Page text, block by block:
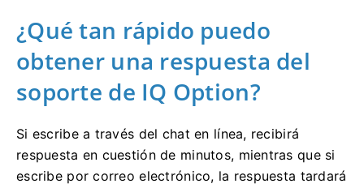
¿Qué tan rápido puedo
obtener una respuesta del
soporte de IQ Option?
Si escribe a través del chat en línea, recibirá
respuesta en cuestión de minutos, mientras que si
escribe por correo electrónico, la respuesta tardará